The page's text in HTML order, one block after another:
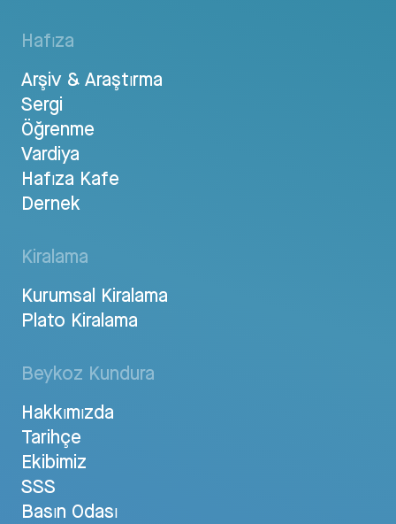
Hafıza
Arşiv & Araştırma
Sergi
Öğrenme
Vardiya
Hafıza Kafe
Dernek
Kiralama
Kurumsal Kiralama
Plato Kiralama
Beykoz Kundura
Hakkımızda
Tarihçe
Ekibimiz
SSS
Basın Odası